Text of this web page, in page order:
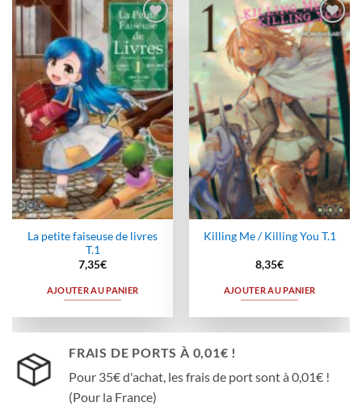
Ajouter
à la
wishlist
La petite faiseuse de livres
T.1
7,35€
AJOUTER AU PANIER
Ajouter
à la
wishlist
Killing Me / Killing You T.1
8,35€
AJOUTER AU PANIER
FRAIS DE PORTS À 0,01€ !
Pour 35€ d'achat, les frais de port sont à 0,01€ !
(Pour la France)